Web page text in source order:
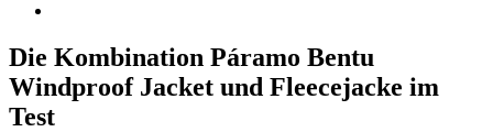
Die Kombination Páramo Bentu
Windproof Jacket und Fleecejacke im
Test